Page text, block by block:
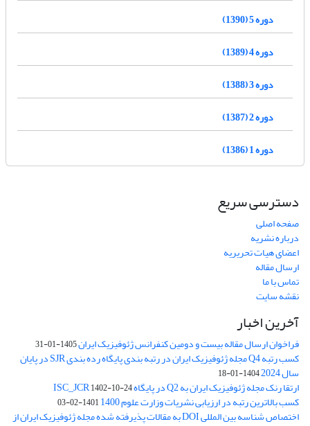
دوره 5 (1390)
دوره 4 (1389)
دوره 3 (1388)
دوره 2 (1387)
دوره 1 (1386)
دسترسی سریع
صفحه اصلی
درباره نشریه
اعضای هیات تحریریه
ارسال مقاله
تماس با ما
نقشه سایت
آخرین اخبار
فراخوان ارسال مقاله بیست و دومین کنفرانس ژئوفیزیک ایران1405-01-31
کسب رتبه Q4 مجله ژئوفیزیک ایران در رتبه بندی پایگاه رده بندی SJR در پایان
سال 2024 1404-01-18
ارتقا رنک مجله ژئوفیزیک ایران به Q2 در پایگاه ISC_JCR 1402-10-24
کسب بالاترین رتبه در ارزیابی نشریات وزارت علوم 1400 1401-02-03
اختصاص شناسه بین المللی DOI به مقالات پذیرفته شده مجله ژئوفیزیک ایران از